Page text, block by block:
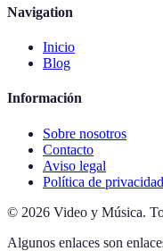
Navigation
Inicio
Blog
Información
Sobre nosotros
Contacto
Aviso legal
Política de privacidad
© 2026 Video y Música.
Algunos enlaces son